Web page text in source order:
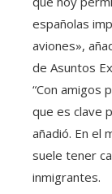
españolas
aviones»,
de Asuntos
“Con amigos
que es clave
añadió. En el
suele tener
inmigrantes.